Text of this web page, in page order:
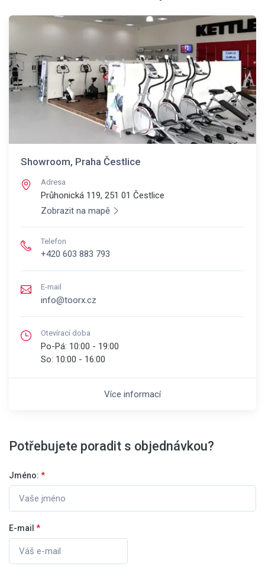
Showroom, Praha Čestlice
Adresa
Průhonická 119, 251 01 Čestlice
Zobrazit na mapě
Telefon
+420 603 883 793
E-mail
info@toorx.cz
Otevírací doba
Po-Pá: 10:00 - 19:00
So: 10:00 - 16:00
Více informací
Potřebujete poradit s objednávkou?
Jméno: *
E-mail *